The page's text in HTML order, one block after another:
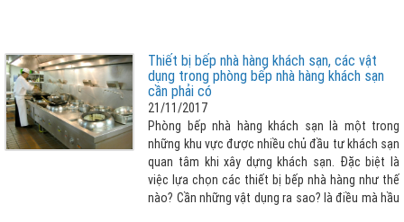
Thiết bị bếp nhà hàng khách sạn, các vật
dụng trong phòng bếp nhà hàng khách sạn
cần phải có
21/11/2017
Phòng bếp nhà hàng khách sạn là một trong
những khu vực được nhiều chủ đầu tư khách sạn
quan tâm khi xây dựng khách sạn. Đặc biệt là
việc lựa chọn các thiết bị bếp nhà hàng như thế
nào? Cần những vật dụng ra sao? là điều mà hầu